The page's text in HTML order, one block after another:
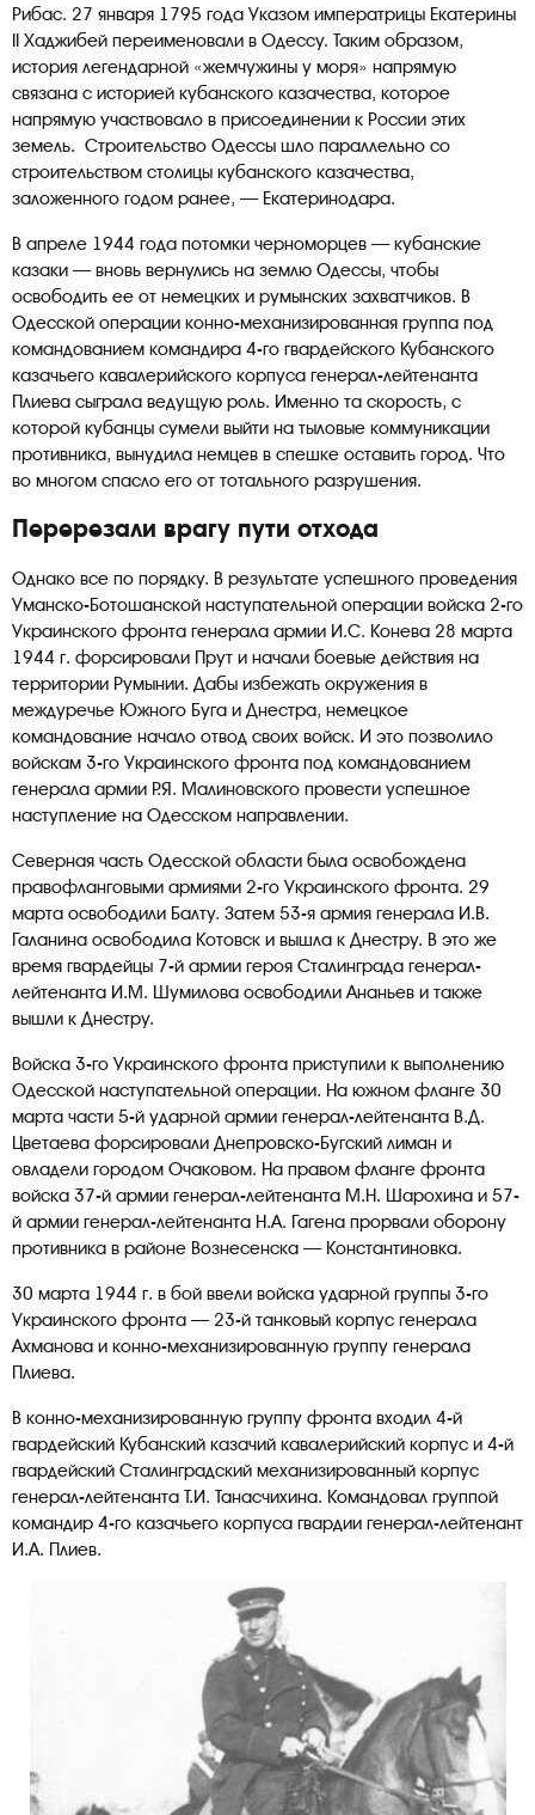
Рибас. 27 января 1795 года Указом императрицы Екатерины
II Хаджибей переименовали в Одессу. Таким образом,
история легендарной «жемчужины у моря» напрямую
связана с историей кубанского казачества, которое
напрямую участвовало в присоединении к России этих
земель. Строительство Одессы шло параллельно со
строительством столицы кубанского казачества,
заложенного годом ранее, — Екатеринодара.
В апреле 1944 года потомки черноморцев — кубанские
казаки — вновь вернулись на землю Одессы, чтобы
освободить ее от немецких и румынских захватчиков. В
Одесской операции конно-механизированная группа под
командованием командира 4-го гвардейского Кубанского
казачьего кавалерийского корпуса генерал-лейтенанта
Плиева сыграла ведущую роль. Именно та скорость, с
которой кубанцы сумели выйти на тыловые коммуникации
противника, вынудила немцев в спешке оставить город. Что
во многом спасло его от тотального разрушения.
Перерезали врагу пути отхода
Однако все по порядку. В результате успешного проведения
Уманско-Ботошанской наступательной операции войска 2-го
Украинского фронта генерала армии И.С. Конева 28 марта
1944 г. форсировали Прут и начали боевые действия на
территории Румынии. Дабы избежать окружения в
междуречье Южного Буга и Днестра, немецкое
командование начало отвод своих войск. И это позволило
войскам 3-го Украинского фронта под командованием
генерала армии Р.Я. Малиновского провести успешное
наступление на Одесском направлении.
Северная часть Одесской области была освобождена
правофланговыми армиями 2-го Украинского фронта. 29
марта освободили Балту. Затем 53-я армия генерала И.В.
Галанина освободила Котовск и вышла к Днестру. В это же
время гвардейцы 7-й армии героя Сталинграда генерал-
лейтенанта И.М. Шумилова освободили Ананьев и также
вышли к Днестру.
Войска 3-го Украинского фронта приступили к выполнению
Одесской наступательной операции. На южном фланге 30
марта части 5-й ударной армии генерал-лейтенанта В.Д.
Цветаева форсировали Днепровско-Бугский лиман и
овладели городом Очаковом. На правом фланге фронта
войска 37-й армии генерал-лейтенанта М.Н. Шарохина и 57-
й армии генерал-лейтенанта Н.А. Гагена прорвали оборону
противника в районе Вознесенска — Константиновка.
30 марта 1944 г. в бой ввели войска ударной группы 3-го
Украинского фронта — 23-й танковый корпус генерала
Ахманова и конно-механизированную группу генерала
Плиева.
В конно-механизированную группу фронта входил 4-й
гвардейский Кубанский казачий кавалерийский корпус и 4-й
гвардейский Сталинградский механизированный корпус
генерал-лейтенанта Т.И. Танасчихина. Командовал группой
командир 4-го казачьего корпуса гвардии генерал-лейтенант
И.А. Плиев.